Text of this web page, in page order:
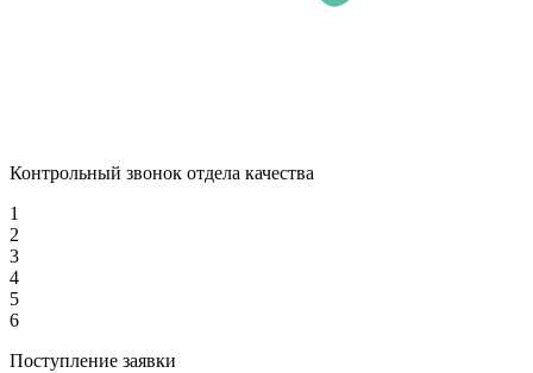
Контрольный звонок отдела качества
1
2
3
4
5
6
Поступление заявки